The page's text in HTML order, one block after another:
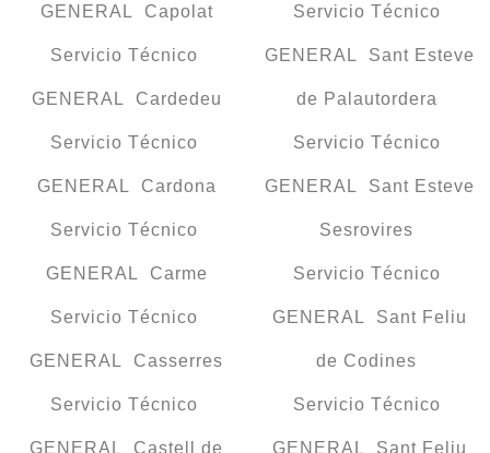
GENERAL Capolat
Servicio Técnico
GENERAL Cardedeu
Servicio Técnico
GENERAL Cardona
Servicio Técnico
GENERAL Carme
Servicio Técnico
GENERAL Casserres
Servicio Técnico
GENERAL Castell de
Servicio Técnico
GENERAL Sant Esteve
de Palautordera
Servicio Técnico
GENERAL Sant Esteve
Sesrovires
Servicio Técnico
GENERAL Sant Feliu
de Codines
Servicio Técnico
GENERAL Sant Feliu